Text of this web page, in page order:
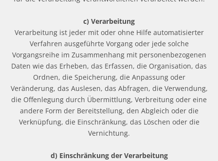
c) Verarbeitung
Verarbeitung ist jeder mit oder ohne Hilfe automatisierter
Verfahren ausgeführte Vorgang oder jede solche
Vorgangsreihe im Zusammenhang mit personenbezogenen
Daten wie das Erheben, das Erfassen, die Organisation, das
Ordnen, die Speicherung, die Anpassung oder
Veränderung, das Auslesen, das Abfragen, die Verwendung,
die Offenlegung durch Übermittlung, Verbreitung oder eine
andere Form der Bereitstellung, den Abgleich oder die
Verknüpfung, die Einschränkung, das Löschen oder die
Vernichtung.
d) Einschränkung der Verarbeitung